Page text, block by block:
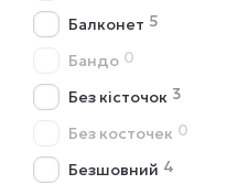
Балконет 5
Бандо 0
Без кісточок 3
Без косточек 0
Безшовний 4